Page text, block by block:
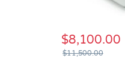
$8,100.00
$11,500.00